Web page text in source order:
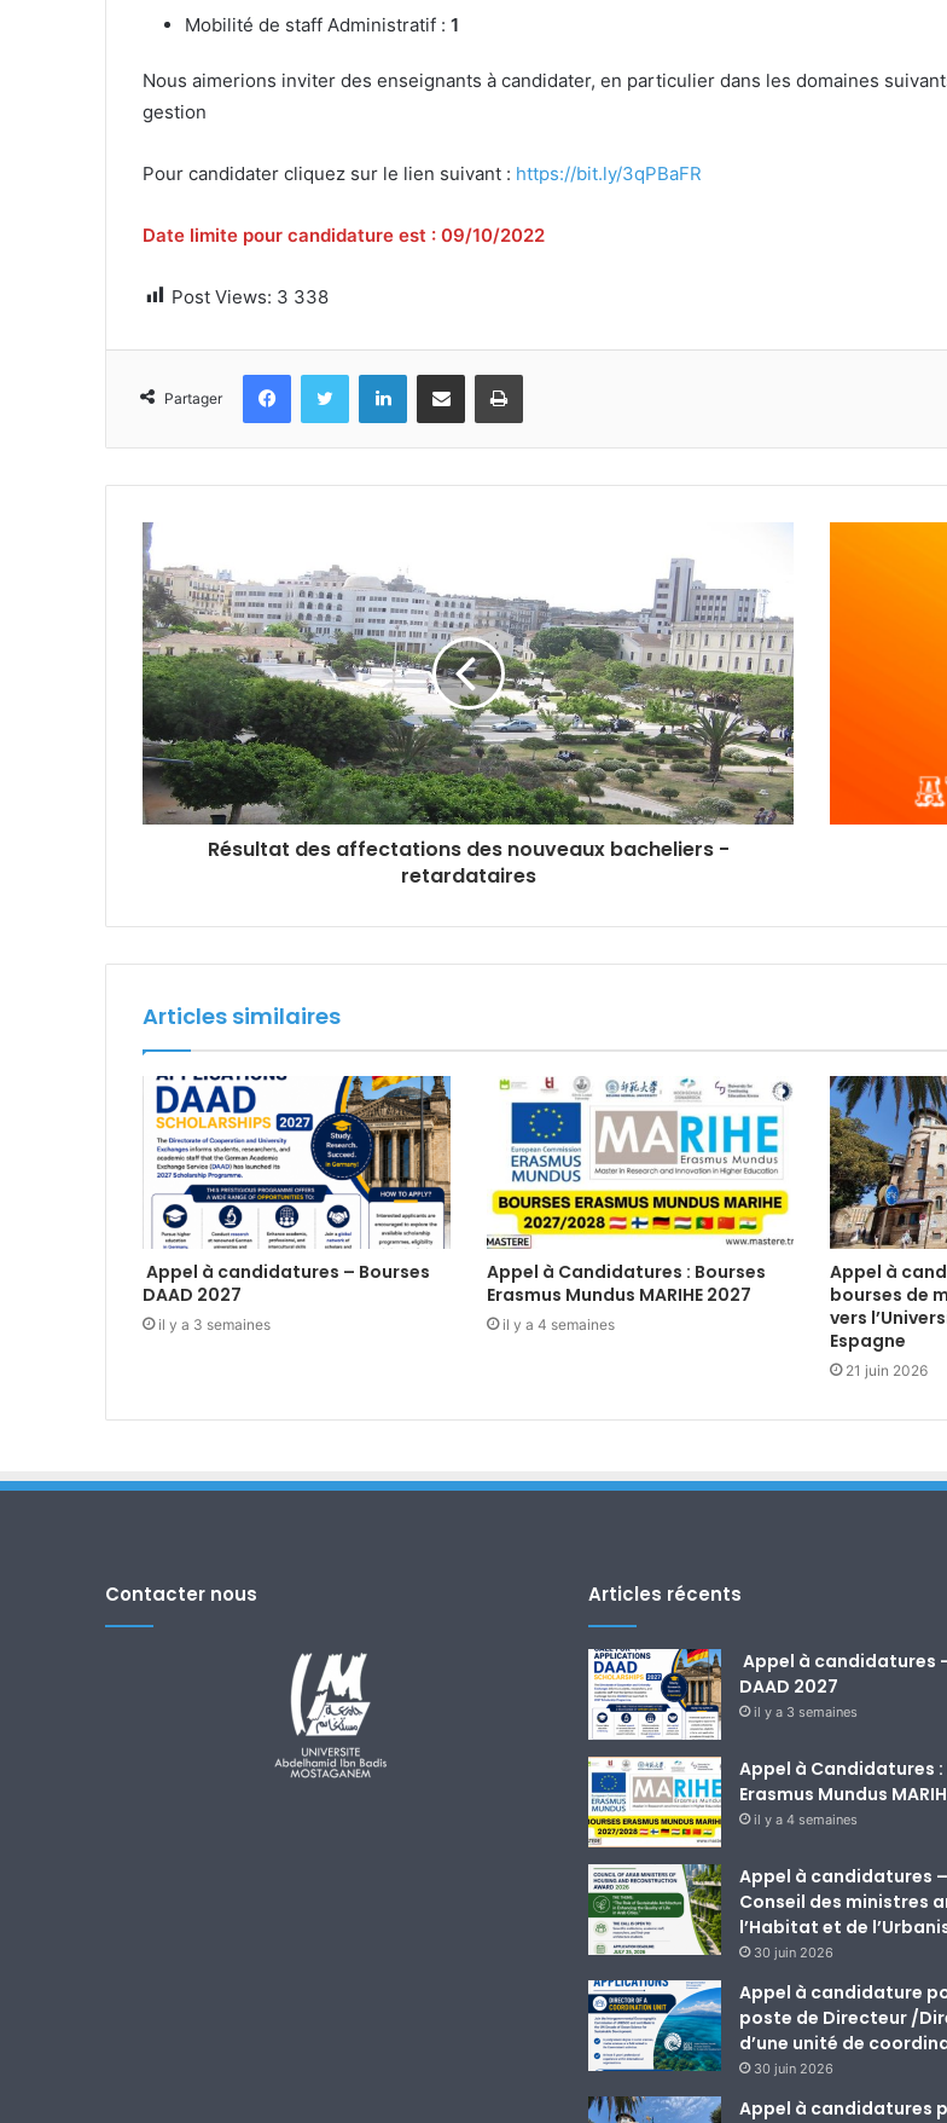
Mobilité de staff Administratif : 1
Nous aimerions inviter des enseignants à candidater, en particulier dans les domaines
gestion
Pour candidater cliquez sur le lien suivant : https://bit.ly/3qPBaFR
Date limite pour candidature est : 09/10/2022
Post Views: 3 338
Partager
FacebookTwitter LinkedinPartager par email Imprimer
Résultat des affectations des nouveaux bacheliers -
retardataires
Articles similaires
Appel à candidatures – Bourses
DAAD 2027
il y a 3 semaines
Appel à Candidatures : Bourses
Erasmus Mundus MARIHE 2027
il y a 4 semaines
Appel à
bourses de
vers
Espagne
21 juin 2026
Contacter nous Articles récents
Appel à candidatures
DAAD 2027
il y a 3 semaines
Appel à Candidatures :
Erasmus Mundus
il y a 4 semaines
Appel à candidatures
Conseil des ministres
l’Habitat et de
30 juin 2026
Appel à candidature
poste de Directeur /
d’une unité de
30 juin 2026
Appel à candidatures